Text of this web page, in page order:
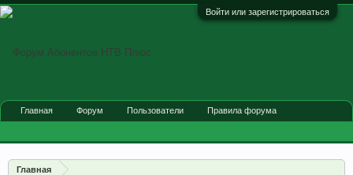
Войти или зарегистрироваться
Главная
Главная Форум Пользователи Правила форума